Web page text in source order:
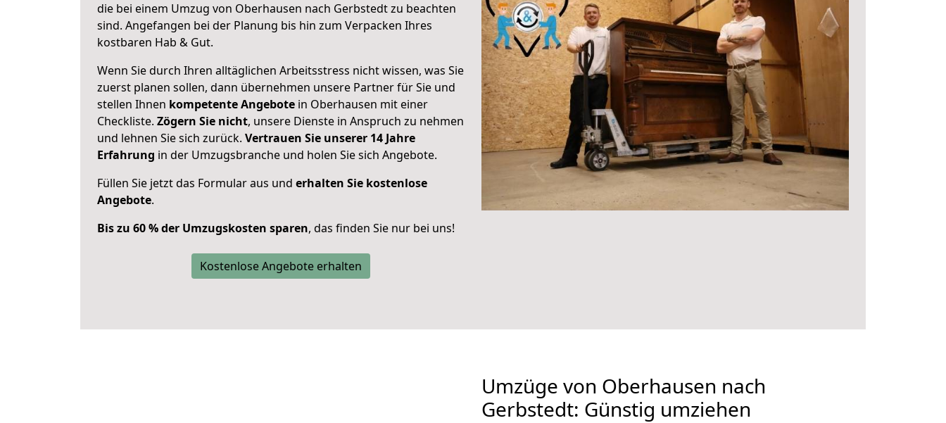
die bei einem Umzug von Oberhausen nach Gerbstedt zu beachten
sind. Angefangen bei der Planung bis hin zum Verpacken Ihres
kostbaren Hab & Gut.
Wenn Sie durch Ihren alltäglichen Arbeitsstress nicht wissen, was Sie
zuerst planen sollen, dann übernehmen unsere Partner für Sie und
stellen Ihnen kompetente Angebote in Oberhausen mit einer
Checkliste. Zögern Sie nicht, unsere Dienste in Anspruch zu nehmen
und lehnen Sie sich zurück. Vertrauen Sie unserer 14 Jahre
Erfahrung in der Umzugsbranche und holen Sie sich Angebote.
Füllen Sie jetzt das Formular aus und erhalten Sie kostenlose
Angebote.
Bis zu 60 % der Umzugskosten sparen, das finden Sie nur bei uns!
Kostenlose Angebote erhalten
Umzüge von Oberhausen nach
Gerbstedt: Günstig umziehen